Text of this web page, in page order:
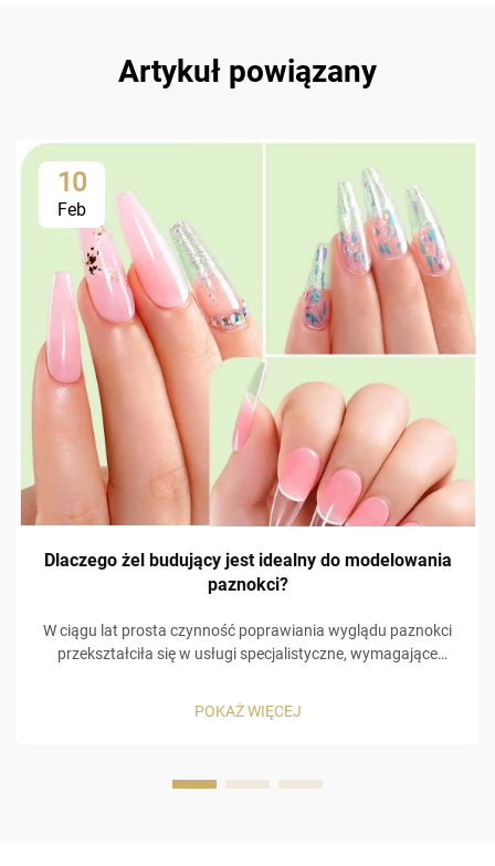
Artykuł powiązany
10
Feb
Dlaczego żel budujący jest idealny do modelowania
paznokci?
W ciągu lat prosta czynność poprawiania wyglądu paznokci
przekształciła się w usługi specjalistyczne, wymagające
szczególnej uwagi na szczegółach, aby paznokcie mogły
zostać odpowiednio ukształtowane. Niektóre z
POKAŻ WIĘCEJ